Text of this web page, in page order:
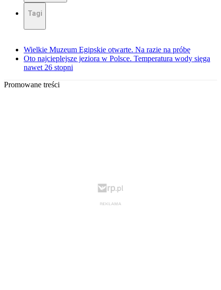
Tagi
Wielkie Muzeum Egipskie otwarte. Na razie na próbę
Oto najcieplejsze jeziora w Polsce. Temperatura wody sięga
nawet 26 stopni
Promowane treści